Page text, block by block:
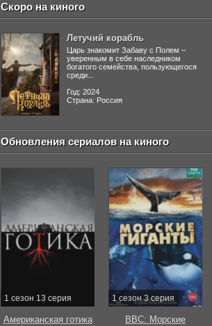
Скоро на киного
Летучий корабль
Царь знакомит Забаву с Полем –
уверенным в себе наследником
богатого семейства, пользующегося
среди...
Год: 2024
Страна: Россия
Обновления сериалов на киного
1 сезон 13 серия
Американская готика
1 сезон 3 серия
BBC: Морские